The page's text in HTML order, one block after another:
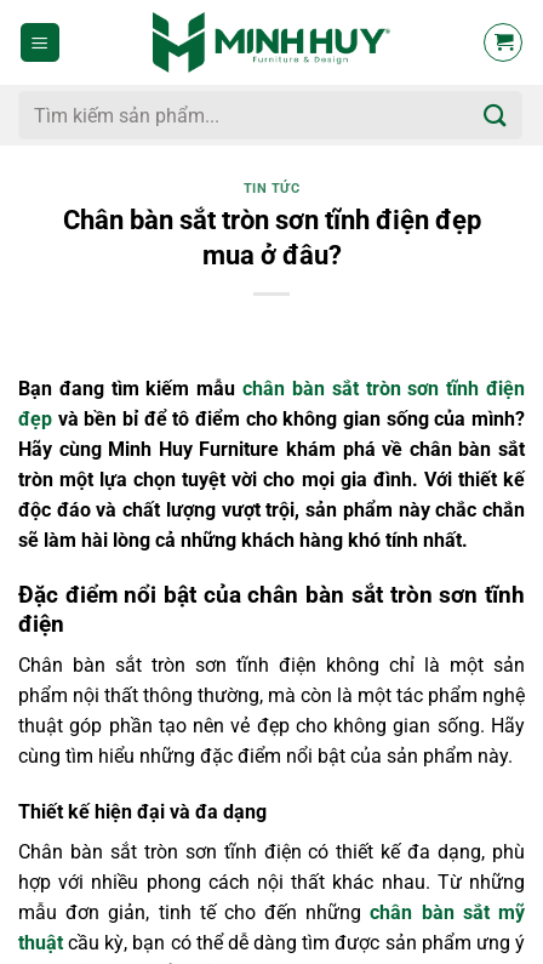
dung
Tìm
TIN TỨC
Chân bàn sắt tròn sơn tĩnh điện đẹp
mua ở đâu?
Bạn đang tìm kiếm mẫuchân bàn sắt tròn sơn tĩnh điện
đẹp và bền bỉ để tô điểm cho không gian sống của mình?
Hãy cùng Minh Huy Furniture khám phá về chân bàn sắt
tròn một lựa chọn tuyệt vời cho mọi gia đình. Với thiết kế
độc đáo và chất lượng vượt trội, sản phẩm này chắc chắn
sẽ làm hài lòng cả những khách hàng khó tính nhất.
Đặc điểm nổi bật của chân bàn sắt tròn sơn tĩnh
điện
Chân bàn sắt tròn sơn tĩnh điện không chỉ là một sản
phẩm nội thất thông thường, mà còn là một tác phẩm nghệ
thuật góp phần tạo nên vẻ đẹp cho không gian sống. Hãy
cùng tìm hiểu những đặc điểm nổi bật của sản phẩm này.
Thiết kế hiện đại và đa dạng
Chân bàn sắt tròn sơn tĩnh điện có thiết kế đa dạng, phù
hợp với nhiều phong cách nội thất khác nhau. Từ những
mẫu đơn giản, tinh tế cho đến những chân bàn sắt mỹ
thuật cầu kỳ, bạn có thể dễ dàng tìm được sản phẩm ưng ý